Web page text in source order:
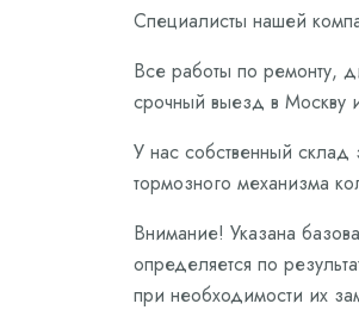
Специалисты нашей
Все работы по ремонту,
срочный выезд в Москву
У нас собственный склад
тормозного механизма
Внимание! Указана
определяется по
при необходимости их